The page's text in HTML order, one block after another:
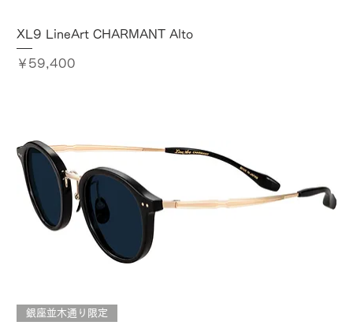
XL9 LineArt CHARMANT Alto
価格
￥59,400
銀座並木通り限定